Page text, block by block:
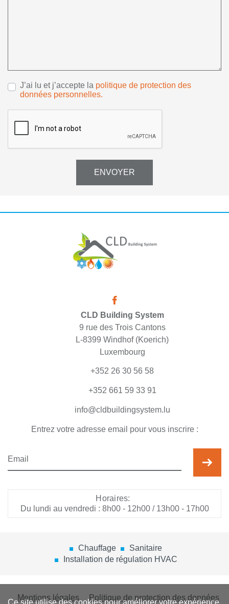
J’ai lu et j’accepte la politique de protection des
données personnelles.
ENVOYER
CLD Building System
9 rue des Trois Cantons
L-8399 Windhof (Koerich)
Luxembourg
+352 26 30 56 58
+352 661 59 33 91
info@cldbuildingsystem.lu
Entrez votre adresse email pour vous inscrire :
Horaires:
Du lundi au vendredi : 8h00 - 12h00 / 13h00 - 17h00
Chauffage
Sanitaire
Installation de régulation HVAC
Mentions légales Politique de protection des données
Ce site utilise des cookies pour améliorer votre expérience